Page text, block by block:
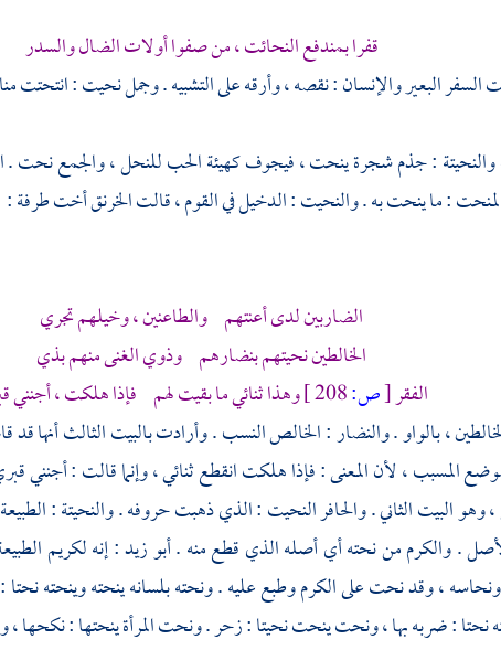
قفرا بمندفع النحائت ، من صفوا أولات الضال والسدر
البعير والإنسان : نقصه ، وأرقه على التشبيه . وجمل نحيت : انتحتت
: جذم شجرة ينحت ، فيجوف كهيئة الحب للنحل ، والجمع نحت .
: ما ينحت به . والنحيت : الدخيل في القوم ، قالتالخرنقأختطرفة:
الضاربين لدى أعنتهم والطاعنين ، وخيلهم تجري
الخالطين نحيتهم بنضارهم وذوي الغنى منهم بذي
الفقر[ص:
وهذا ثنائي ما بقيت لهم فإذا هلكت ، أجنني
، بالواو . والنضار : الخالص النسب . وأرادت بالبيت الثالث أنها قد
المسبب ، لأن المعنى : فإذا هلكت انقطع ثنائي ، وإنما قالت : أجنني
، وهو البيت الثاني . والحافر النحيت : الذي ذهبت حروفه . والنحيتة :
. والكرم من نحته أي أصله الذي قطع منه . أبو زيد : إنه لكريم
، وقد نحت على الكرم وطبع عليه . ونحته بلسانه ينحته وينحته
نحتا : ضربه بها ، ونحت ينحت نحيتا : زحر . ونحت المرأة ينحتها : نكحها ،